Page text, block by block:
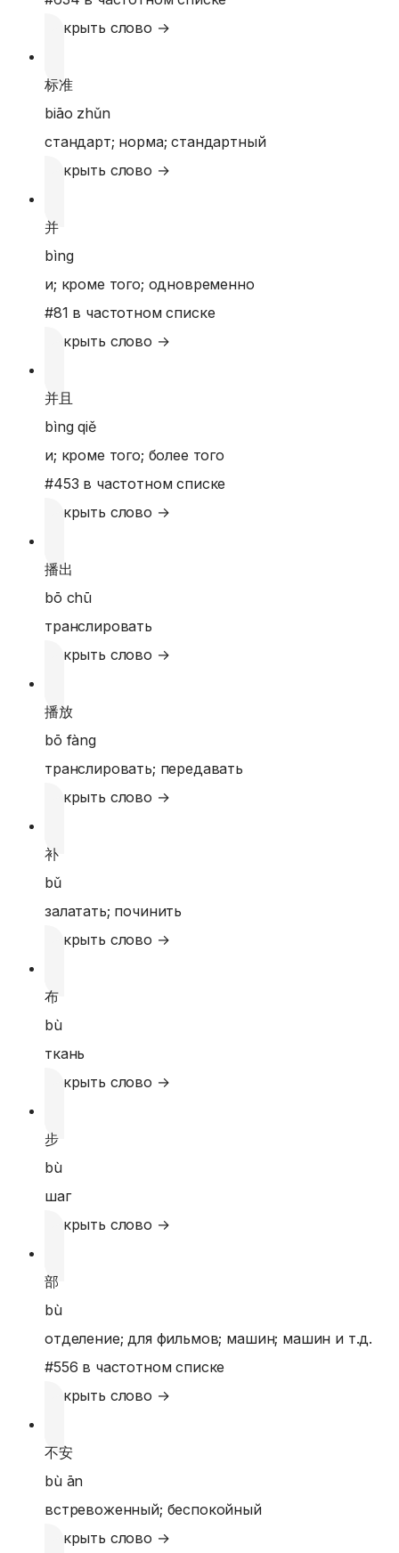
Открыть слово →
标准
biāo zhǔn
стандарт; норма; стандартный
Открыть слово →
并
bìng
и; кроме того; одновременно
#81 в частотном списке
Открыть слово →
并且
bìng qiě
и; кроме того; более того
#453 в частотном списке
Открыть слово →
播出
bō chū
транслировать
Открыть слово →
播放
bō fàng
транслировать; передавать
Открыть слово →
补
bǔ
залатать; починить
Открыть слово →
布
bù
ткань
Открыть слово →
步
bù
шаг
Открыть слово →
部
bù
отделение; для фильмов; машин; машин и т.д.
#556 в частотном списке
Открыть слово →
不安
bù ān
встревоженный; беспокойный
Открыть слово →